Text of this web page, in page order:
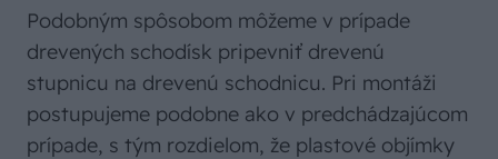
Podobným spôsobom môžeme v prípade
drevených schodísk pripevniť drevenú
stupnicu na drevenú schodnicu. Pri montáži
postupujeme podobne ako v predchádzajúcom
prípade, s tým rozdielom, že plastové objímky